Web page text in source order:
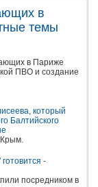
в
темы
в Париже
ПВО и создание
который
Балтийского
-
посредником в